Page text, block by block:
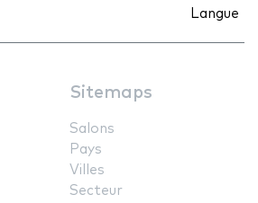
Langue
Sitemaps
Salons
Pays
Villes
Secteur